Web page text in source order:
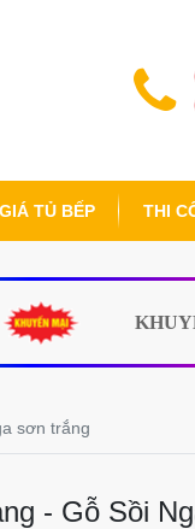
TỦ BẾP THI
sơn trắng
- Gỗ Sồi